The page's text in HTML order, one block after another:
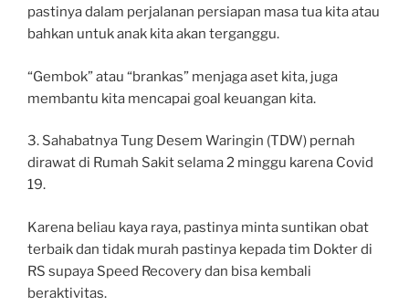
pastinya dalam perjalanan persiapan masa tua kita atau
bahkan untuk anak kita akan terganggu.
“Gembok” atau “brankas” menjaga aset kita, juga
membantu kita mencapai goal keuangan kita.
3. Sahabatnya Tung Desem Waringin (TDW) pernah
dirawat di Rumah Sakit selama 2 minggu karena Covid
19.
Karena beliau kaya raya, pastinya minta suntikan obat
terbaik dan tidak murah pastinya kepada tim Dokter di
RS supaya Speed Recovery dan bisa kembali
beraktivitas.